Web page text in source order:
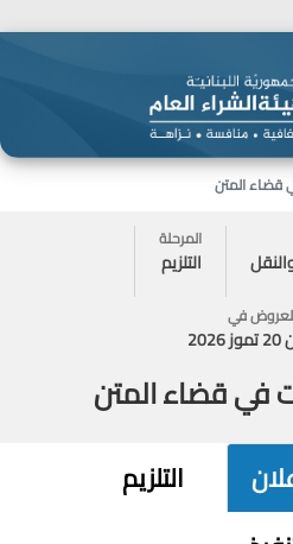
قضاء المتن
المرحلة
التلزيم
في
في قضاء المتن
التلزيم